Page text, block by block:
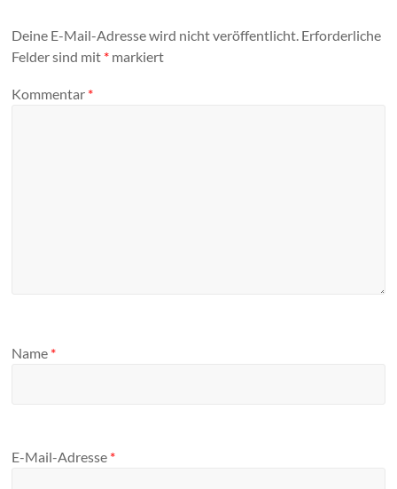
Deine E-Mail-Adresse wird nicht veröffentlicht. Erforderliche
Felder sind mit * markiert
Kommentar *
Name *
E-Mail-Adresse *